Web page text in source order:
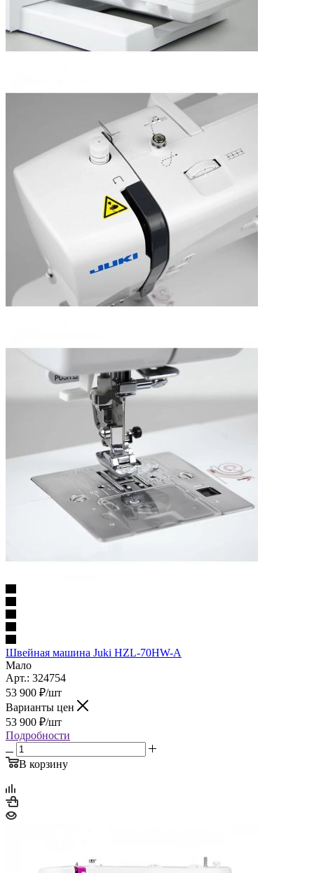
Швейная машина Juki HZL-70HW-A
Мало
Арт.: 324754
53 900 ₽/шт
Варианты цен
53 900 ₽/шт
Подробности
В корзину